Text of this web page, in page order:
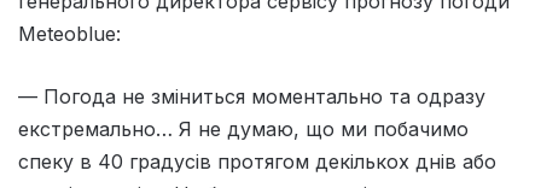
Meteoblue:
— Погода не зміниться моментально та одразу
екстремально… Я не думаю, що ми побачимо
спеку в 40 градусів протягом декількох днів або